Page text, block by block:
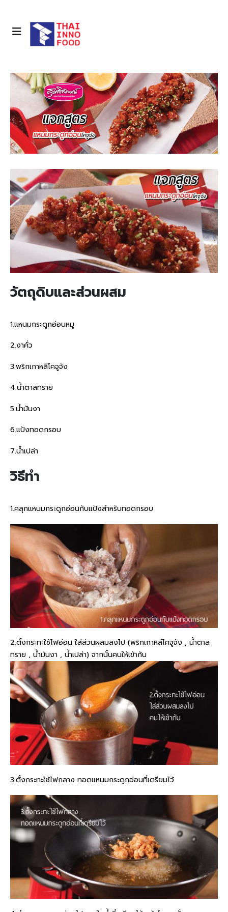
วัตถุดิบและส่วนผสม
1.แหนมกระดูกอ่อนหมู
2.งาคั่ว
3.พริกเกาหลีโคจูจัง
4.น้ำตาลทราย
5.น้ำมันงา
6.แป้งทอดกรอบ
7.น้ำเปล่า
วิธีทำ
1.คลุกแหนมกระดูกอ่อนกับแป้งสำหรับทอดกรอบ
2.ตั้งกระทะใช้ไฟอ่อน ใส่ส่วนผสมลงไป (พริกเกาหลีโคจูจัง , น้ำตาล
ทราย , น้ำมันงา , น้ำเปล่า) จากนั้นคนให้เข้ากัน
3.ตั้งกระทะใช้ไฟกลาง ทอดแหนมกระดูกอ่อนที่เตรียมไว้